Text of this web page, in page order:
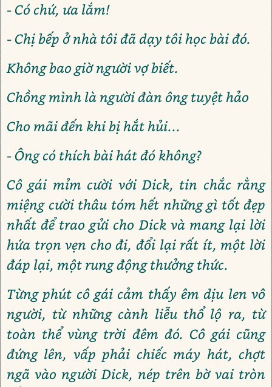
- Có chứ, ưa lắm!
- Chị bếp ở nhà tôi đã dạy tôi học bài đó.
Không bao giờ người vợ biết.
Chồng mình là người đàn ông tuyệt hảo
Cho mãi đến khi bị hắt hủi...
- Ông có thích bài hát đó không?
Cô gái mỉm cười với Dick, tin chắc rằng
miệng cười thâu tóm hết những gì tốt đẹp
nhất để trao gửi cho Dick và mang lại lời
hứa trọn vẹn cho đi, đổi lại rất ít, một lời
đáp lại, một rung động thưởng thức.
Từng phút cô gái cảm thấy êm dịu len vô
người, từ những cành liễu thổ lộ ra, từ
toàn thể vùng trời đêm đó. Cô gái cũng
đứng lên, vấp phải chiếc máy hát, chợt
ngã vào người Dick, nép trên bờ vai tròn